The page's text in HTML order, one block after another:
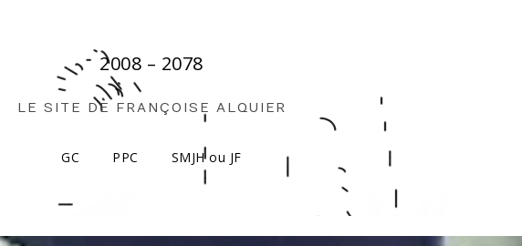
2008 – 2078
LE SITE DE FRANÇOISE ALQUIER
GC PPC SMJH ou JF